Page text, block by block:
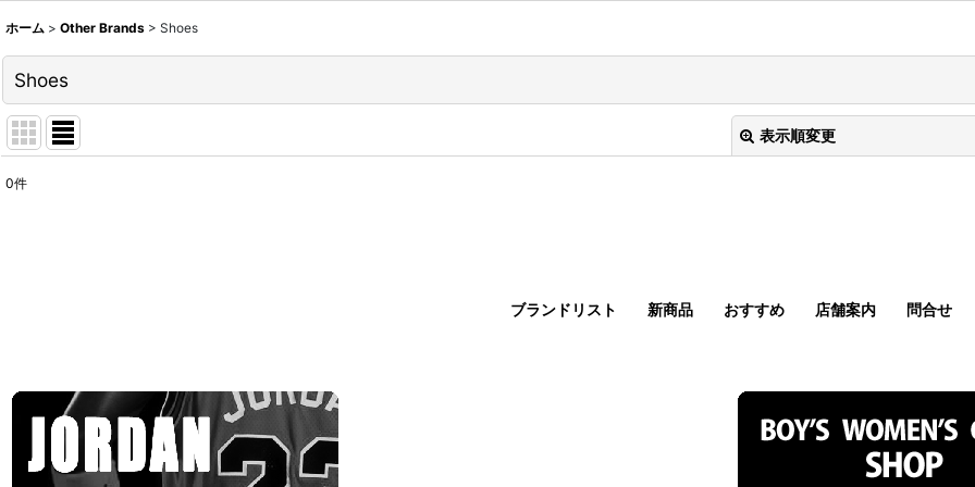
ホーム > Other Brands > Shoes
Shoes
表示順変更
絞り込む
0件
ブランドリスト 新商品 おすすめ 店舗案内 問合せ